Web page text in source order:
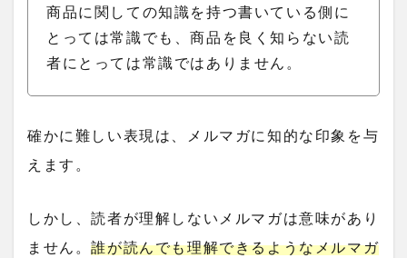
商品に関しての知識を持つ書いている側に
とっては常識でも、商品を良く知らない読
者にとっては常識ではありません。
確かに難しい表現は、メルマガに知的な印象を与
えます。
しかし、読者が理解しないメルマガは意味があり
ません。誰が読んでも理解できるようなメルマガ